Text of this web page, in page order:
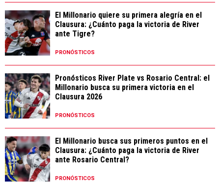
El Millonario quiere su primera alegría en el
Clausura: ¿Cuánto paga la victoria de River
ante Tigre?
PRONÓSTICOS
Pronósticos River Plate vs Rosario Central: el
Millonario busca su primera victoria en el
Clausura 2026
PRONÓSTICOS
El Millonario busca sus primeros puntos en el
Clausura: ¿Cuánto paga la victoria de River
ante Rosario Central?
PRONÓSTICOS